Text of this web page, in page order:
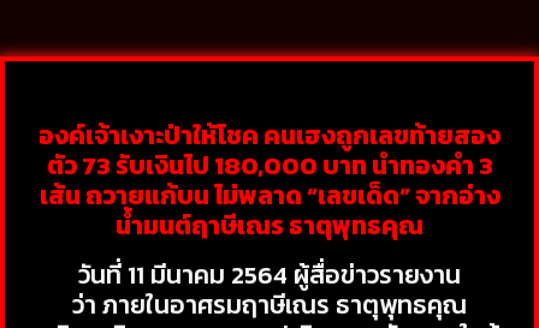
องค์เจ้าเงาะป่าให้โชค คนเฮงถูกเลขท้ายสอง
ตัว 73 รับเงินไป 180,000 บาท นำทองคำ 3
เส้น ถวายแก้บน ไม่พลาด “เลขเด็ด” จากอ่าง
น้ำมนต์ฤาษีเณร ธาตุพุทธคุณ
วันที่ 11 มีนาคม 2564 ผู้สื่อข่าวรายงาน
ว่า ภายในอาศรมฤาษีเณร ธาตุพุทธคุณ